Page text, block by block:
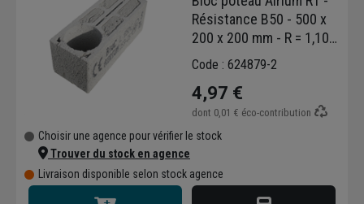
Résistance B50 - 500 x
200 x 200 mm - R = 1,10
m².K/W
Code : 624879-2
4,97 €
dont 0,01 € éco-contribution
Choisir une agence pour vérifier le stock
Trouver du stock en agence
Livraison disponible selon stock agence